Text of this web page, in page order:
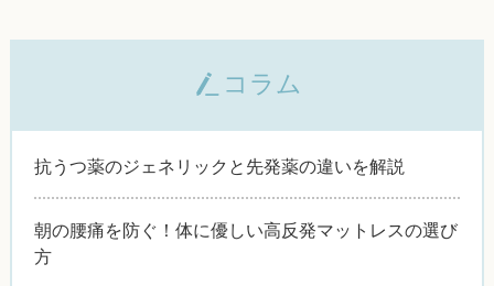
コラム
抗うつ薬のジェネリックと先発薬の違いを解説
朝の腰痛を防ぐ！体に優しい高反発マットレスの選び
方